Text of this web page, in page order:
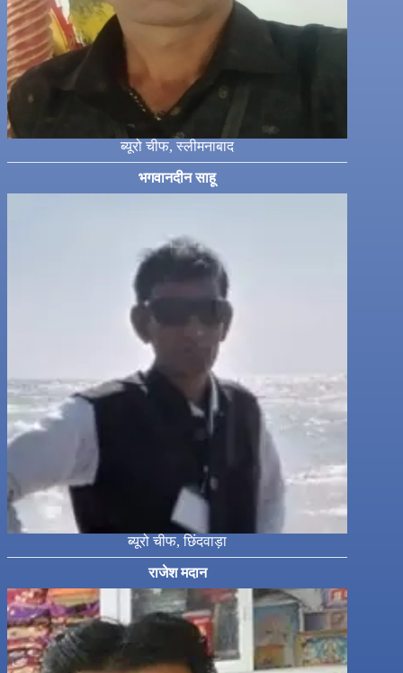
ब्यूरो चीफ, स्लीमनाबाद
भगवानदीन साहू
ब्यूरो चीफ, छिंदवाड़ा
राजेश मदान